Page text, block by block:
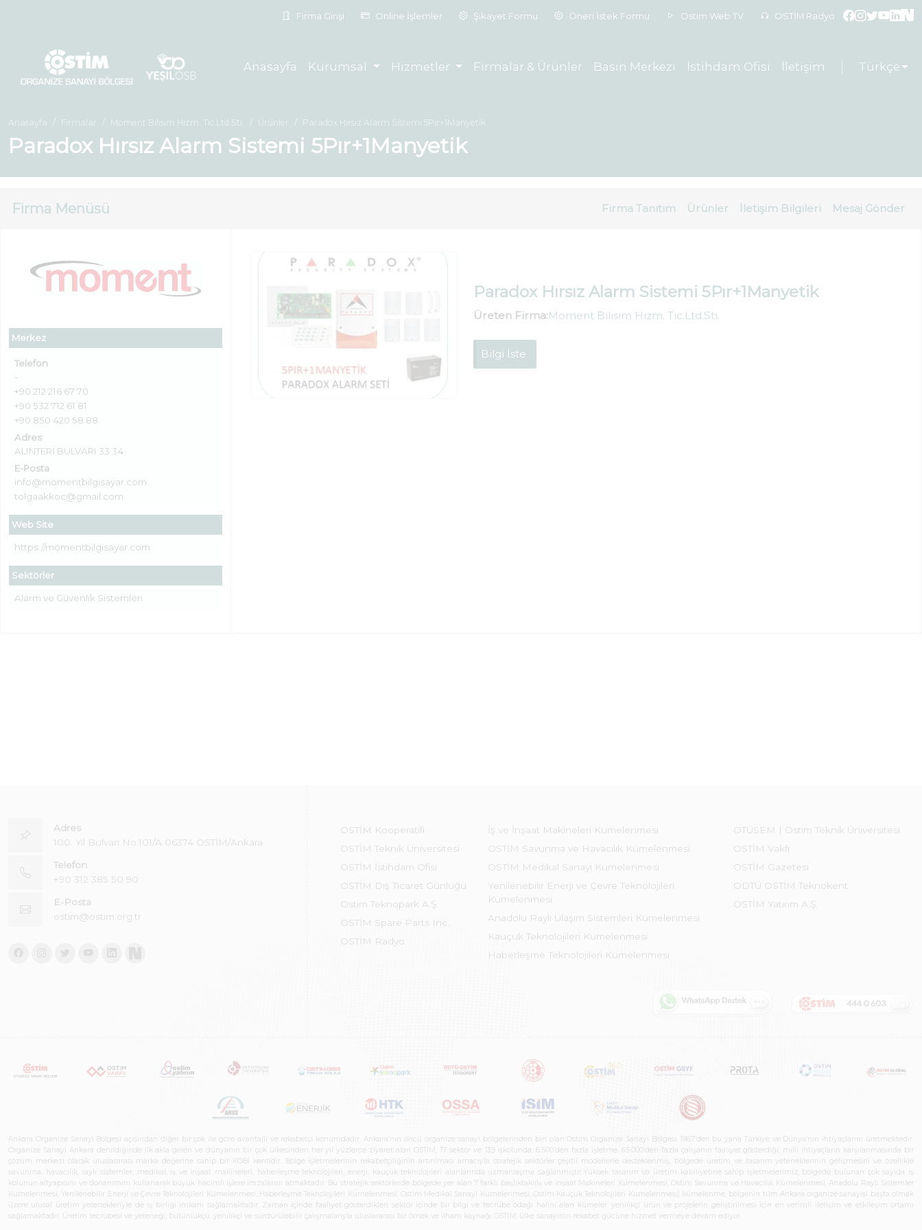
Firma Girişi Online İşlemler Şikayet Formu Öneri İstek Formu Ostim Web TV OSTİM Radyo
Anasayfa Kurumsal Hizmetler Firmalar & Ürünler Basın Merkezi İstihdam Ofisi İletişim Türkçe
Anasayfa Firmalar Moment Bılısım Hızm. Tıc.Ltd.Stı. Ürünler Paradox Hırsız Alarm Sistemi 5Pır+1Manyetik
Paradox Hırsız Alarm Sistemi 5Pır+1Manyetik
Firma Menüsü Firma Tanıtım Ürünler İletişim Bilgileri Mesaj Gönder
Merkez
Telefon
-
+90 212 216 67 70
+90 532 712 61 81
+90 850 420 58 88
Adres
ALINTERİ BULVARI 33 34
E-Posta
info@momentbilgisayar.com
tolgaakkoc@gmail.com
Web Site
https://momentbilgisayar.com
Sektörler
Alarm ve Güvenlik Sistemleri
Paradox Hırsız Alarm Sistemi 5Pır+1Manyetik
Üreten Firma:Moment Bılısım Hızm. Tıc.Ltd.Stı.
Bilgi İste
Adres
100. Yıl Bulvarı No:101/A 06374 OSTİM/Ankara
Telefon
+90 312 385 50 90
E-Posta
ostim@ostim.org.tr
OSTİM Kooperatifi
OSTİM Teknik Üniversitesi
OSTİM İstihdam Ofisi
OSTİM Dış Ticaret Günlüğü
Ostim Teknopark A.Ş.
OSTİM Spare Parts Inc.
OSTİM Radyo
İş ve İnşaat Makineleri Kümelenmesi
OSTİM Savunma ve Havacılık Kümelenmesi
OSTİM Medikal Sanayi Kümelenmesi
Yenilenebilir Enerji ve Çevre Teknolojileri
Kümelenmesi
Anadolu Raylı Ulaşım Sistemleri Kümelenmesi
Kauçuk Teknolojileri Kümelenmesi
Haberleşme Teknolojileri Kümelenmesi
OTÜSEM | Ostim Teknik Üniversitesi
OSTİM Vakfı
OSTİM Gazetesi
ODTÜ OSTİM Teknokent
OSTİM Yatırım A.Ş.
Ankara Organize Sanayi Bölgesi açısından diğer bir çok ile göre avantajlı ve rekabetçi konumdadır. Ankara’nın öncü organize sanayi bölgelerinden biri olan Ostim Organize Sanayi Bölgesi 1967’den bu yana Türkiye ve Dünya’nın ihtiyaçlarını üretmektedir.
Organize Sanayi Ankara denildiğinde ilk akla gelen ve dünyanın bir çok ülkesinden her yıl yüzlerce ziyaret alan OSTİM, 17 sektör ve 139 işkolunda, 6.500’den fazla işletme, 65.000’den fazla çalışanın faaliyet gösterdiği, milli ihtiyaçların karşılanmasında bir
çözüm merkezi olarak uluslararası marka değerine sahip bir KOBİ kentidir. Bölge işletmelerinin rekabetçiliğinin artırılması amacıyla stratejik sektörler çeşitli modellerle desteklenmiş, bölgede üretim ve tasarım yeteneklerinin gelişmesini ve özellikle
savunma, havacılık, raylı sistemler, medikal, iş ve inşaat makineleri, haberleşme teknolojileri, enerji, kauçuk teknolojileri alanlarında uzmanlaşma sağlanmıştır.Yüksek tasarım ve üretim kabiliyetine sahip işletmelerimiz, bölgede bulunan çok sayıda iş
kolunun altyapısını ve donanımını kullanarak büyük hacimli işlere imzalarını atmaktadır. Bu stratejik sektörlerde bölgede yer alan 7 farklı başlıktaki(İş ve inşaat Makineleri Kümelenmesi, Ostim Savunma ve Havacılık Kümelenmesi, Anadolu Raylı Sistemler
Kümelenmesi, Yenilenebilir Enerji ve Çevre Teknolojileri Kümelenmesi, Haberleşme Teknolojileri Kümelenmesi, Ostim Medikal Sanayi Kümelenmesi, Ostim Kauçuk Teknolojileri Kümelenmesi) kümelenme, bölgenin tüm Ankara organize sanayisi başta olmak
üzere ulusal üretim yetenekleriyle de iş birliği imkanı sağlamaktadır. Zaman içinde faaliyet gösterdikleri sektör içinde bir bilgi ve tecrübe odağı halini alan kümeler, yenilikçi ürün ve projelerin geliştirilmesi için en verimli iletişim ve etkileşim ortamı
sağlamaktadır. Üretim tecrübesi ve yeteneği; bütünlükçü, yenilikçi ve sürdürülebilir çalışmalarıyla uluslararası bir örnek ve ilham kaynağı OSTİM, ülke sanayinin rekabet gücüne hizmet vermeye devam ediyor.